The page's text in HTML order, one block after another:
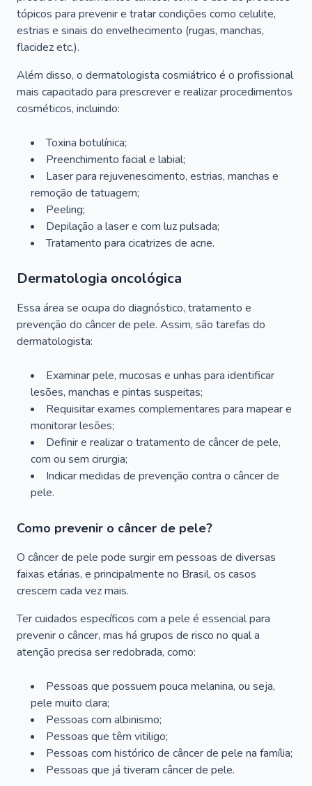
tópicos para prevenir e tratar condições como celulite,
estrias e sinais do envelhecimento (rugas, manchas,
flacidez etc.).
Além disso, o dermatologista cosmiátrico é o profissional
mais capacitado para prescrever e realizar procedimentos
cosméticos, incluindo:
Toxina botulínica;
Preenchimento facial e labial;
Laser para rejuvenescimento, estrias, manchas e
remoção de tatuagem;
Peeling;
Depilação a laser e com luz pulsada;
Tratamento para cicatrizes de acne.
Dermatologia oncológica
Essa área se ocupa do diagnóstico, tratamento e
prevenção do câncer de pele. Assim, são tarefas do
dermatologista:
Examinar pele, mucosas e unhas para identificar
lesões, manchas e pintas suspeitas;
Requisitar exames complementares para mapear e
monitorar lesões;
Definir e realizar o tratamento de câncer de pele,
com ou sem cirurgia;
Indicar medidas de prevenção contra o câncer de
pele.
Como prevenir o câncer de pele?
O câncer de pele pode surgir em pessoas de diversas
faixas etárias, e principalmente no Brasil, os casos
crescem cada vez mais.
Ter cuidados específicos com a pele é essencial para
prevenir o câncer, mas há grupos de risco no qual a
atenção precisa ser redobrada, como:
Pessoas que possuem pouca melanina, ou seja,
pele muito clara;
Pessoas com albinismo;
Pessoas que têm vitiligo;
Pessoas com histórico de câncer de pele na família;
Pessoas que já tiveram câncer de pele.